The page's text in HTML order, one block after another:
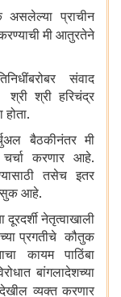
असलेल्या प्राचीन
करण्याची मी आतुरतेने
संवाद
श्री हरिचंद्र
बैठकीनंतर मी
चर्चा करणार आहे.
तसेच इतर
आहे.
नेतृत्वाखाली
प्रगतीचे कौतुक
कायम पाठिंबा
बांगलादेशच्या
व्यक्त करणार